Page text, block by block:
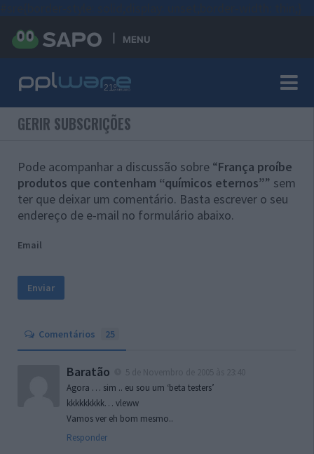
MENU
GERIR SUBSCRIÇÕES
Pode acompanhar a discussão sobre “França proíbe
produtos que contenham “químicos eternos”” sem
ter que deixar um comentário. Basta escrever o seu
endereço de e-mail no formulário abaixo.
Email
Comentários 25
Baratão
Agora … sim .. eu sou um ‘beta testers’
kkkkkkkkk… vleww
Vamos ver eh bom mesmo..
Responder